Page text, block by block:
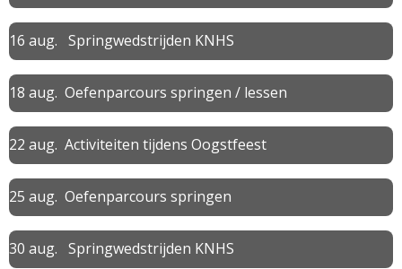
16 aug. Springwedstrijden KNHS
18 aug. Oefenparcours springen / lessen
22 aug. Activiteiten tijdens Oogstfeest
25 aug. Oefenparcours springen
30 aug. Springwedstrijden KNHS